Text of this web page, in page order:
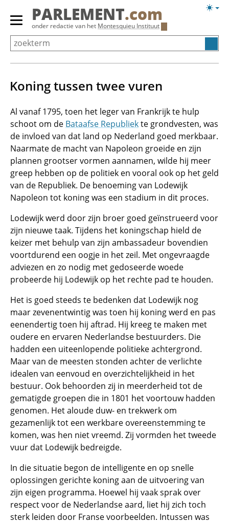
Overslaan
Primair
menu
tonen/verbergen
PARLEMENT.com
onder redactie van het Montesquieu Instituut
Koning tussen twee vuren
Al vanaf 1795, toen het leger van Frankrijk te hulp
schoot om de Bataafse Republiekte grondvesten, was
de invloed van dat land op Nederland goed merkbaar.
Naarmate de macht van Napoleon groeide en zijn
plannen grootser vormen aannamen, wilde hij meer
greep hebben op de politiek en vooral ook op het geld
van de Republiek. De benoeming van Lodewijk
Napoleon tot koning was een stadium in dit proces.
Lodewijk werd door zijn broer goed geïnstrueerd voor
zijn nieuwe taak. Tijdens het koningschap hield de
keizer met behulp van zijn ambassadeur bovendien
voortdurend een oogje in het zeil. Met ongevraagde
adviezen en zo nodig met gedoseerde woede
probeerde hij Lodewijk op het rechte pad te houden.
Het is goed steeds te bedenken dat Lodewijk nog
maar zevenentwintig was toen hij koning werd en pas
eenendertig toen hij aftrad. Hij kreeg te maken met
oudere en ervaren Nederlandse bestuurders. Die
hadden een uiteenlopende politieke achtergrond.
Maar van de meesten stonden achter de verlichte
idealen van eenvoud en overzichtelijkheid in het
bestuur. Ook behoorden zij in meerderheid tot de
gematigde groepen die in 1801 het voortouw hadden
genomen. Het aloude duw- en trekwerk om
gezamenlijk tot een werkbare overeenstemming te
komen, was hen niet vreemd. Zij vormden het tweede
vuur dat Lodewijk bedreigde.
In die situatie begon de intelligente en op snelle
oplossingen gerichte koning aan de uitvoering van
zijn eigen programma. Hoewel hij vaak sprak over
respect voor de Nederlandse aard, liet hij zich toch
sterk leiden door Franse voorbeelden. Intussen was